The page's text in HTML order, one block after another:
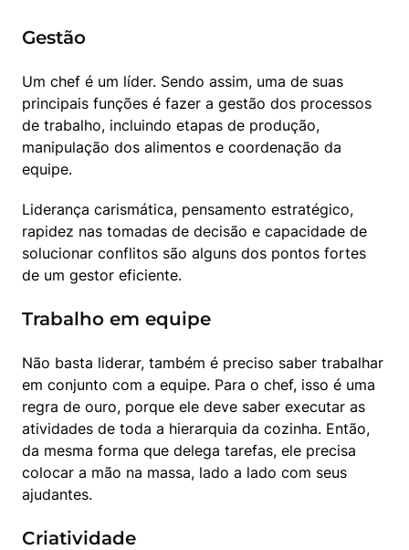
Gestão
Um chef é um líder. Sendo assim, uma de suas
principais funções é fazer a gestão dos processos
de trabalho, incluindo etapas de produção,
manipulação dos alimentos e coordenação da
equipe.
Liderança carismática, pensamento estratégico,
rapidez nas tomadas de decisão e capacidade de
solucionar conflitos são alguns dos pontos fortes
de um gestor eficiente.
Trabalho em equipe
Não basta liderar, também é preciso saber trabalhar
em conjunto com a equipe. Para o chef, isso é uma
regra de ouro, porque ele deve saber executar as
atividades de toda a hierarquia da cozinha. Então,
da mesma forma que delega tarefas, ele precisa
colocar a mão na massa, lado a lado com seus
ajudantes.
Criatividade